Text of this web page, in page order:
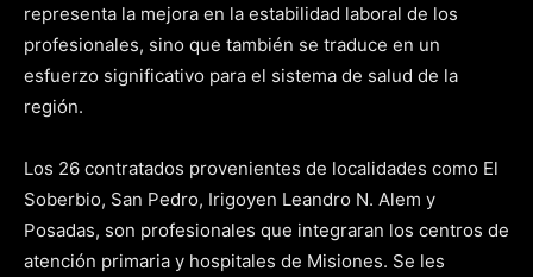
representa la mejora en la estabilidad laboral de los
profesionales, sino que también se traduce en un
esfuerzo significativo para el sistema de salud de la
región.
Los 26 contratados provenientes de localidades como El
Soberbio, San Pedro, Irigoyen Leandro N. Alem y
Posadas, son profesionales que integraran los centros de
atención primaria y hospitales de Misiones. Se les